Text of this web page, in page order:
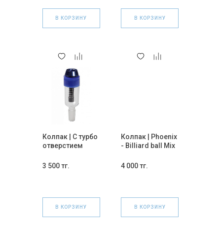
В КОРЗИНУ В КОРЗИНУ
Колпак | С турбо
отверстием
3 500 тг.
В КОРЗИНУ
Колпак | Phoenix
- Billiard ball Mix
4 000 тг.
В КОРЗИНУ